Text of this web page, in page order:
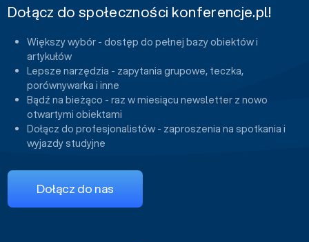
Dołącz do społeczności konferencje.pl!
Większy wybór - dostęp do pełnej bazy obiektów i
artykułów
Lepsze narzędzia - zapytania grupowe, teczka,
porównywarka i inne
Bądź na bieżąco - raz w miesiącu newsletter z nowo
otwartymi obiektami
Dołącz do profesjonalistów - zaproszenia na spotkania i
wyjazdy studyjne
Dołącz do nas